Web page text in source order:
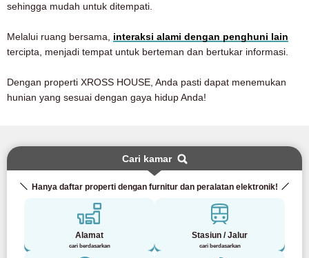
sehingga mudah untuk ditempati.
Melalui ruang bersama, interaksi alami dengan penghuni lain
tercipta, menjadi tempat untuk berteman dan bertukar informasi.
Dengan properti XROSS HOUSE, Anda pasti dapat menemukan
hunian yang sesuai dengan gaya hidup Anda!
Cari kamar
Hanya daftar properti dengan furnitur dan peralatan elektronik!
Alamat
cari berdasarkan
Stasiun / Jalur
cari berdasarkan